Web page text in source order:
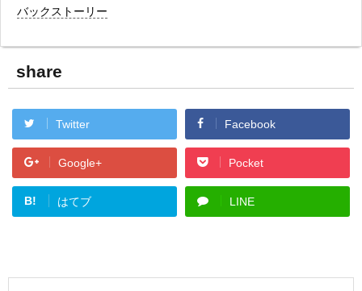
バックストーリー
share
Twitter Facebook
Google+ Pocket
B! はてブ LINE